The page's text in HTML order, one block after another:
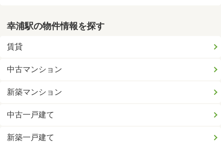
幸浦駅の物件情報を探す
賃貸
中古マンション
新築マンション
中古一戸建て
新築一戸建て